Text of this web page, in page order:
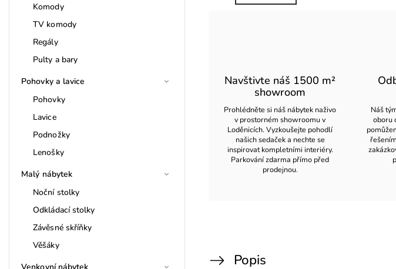
Komody
TV komody
Regály
Pulty a bary
Pohovky a lavice
Pohovky
Lavice
Podnožky
Lenošky
Malý nábytek
Noční stolky
Odkládací stolky
Závěsné skříňky
Věšáky
Navštivte náš 1500 m²
showroom
Prohlédněte si náš nábytek naživo
v prostorném showroomu v
Loděnicích. Vyzkoušejte pohodlí
našich sedaček a nechte se
inspirovat kompletními interiéry.
Parkování zdarma přímo před
prodejnou.
Náš
oboru
Popis